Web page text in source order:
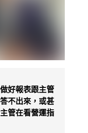
好報表跟主管
不出來，或甚
管在看營運指